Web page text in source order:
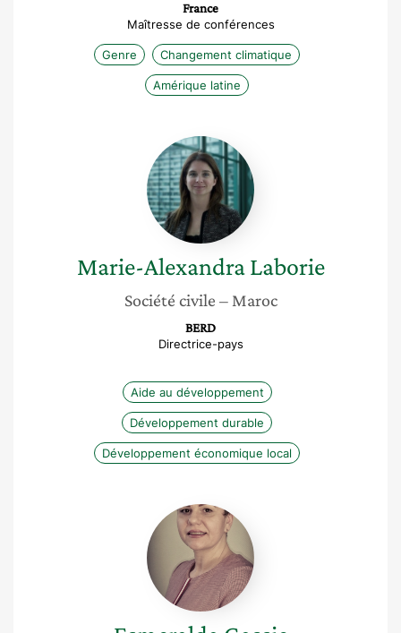
France
Maîtresse de conférences
Genre Changement climatique
Amérique latine
Marie-
Alexandra
Laborie
Marie-Alexandra Laborie
Société civile – Maroc
BERD
Directrice-pays
Aide au développement
Développement durable
Développement économique local
Esmeralda
Gassie